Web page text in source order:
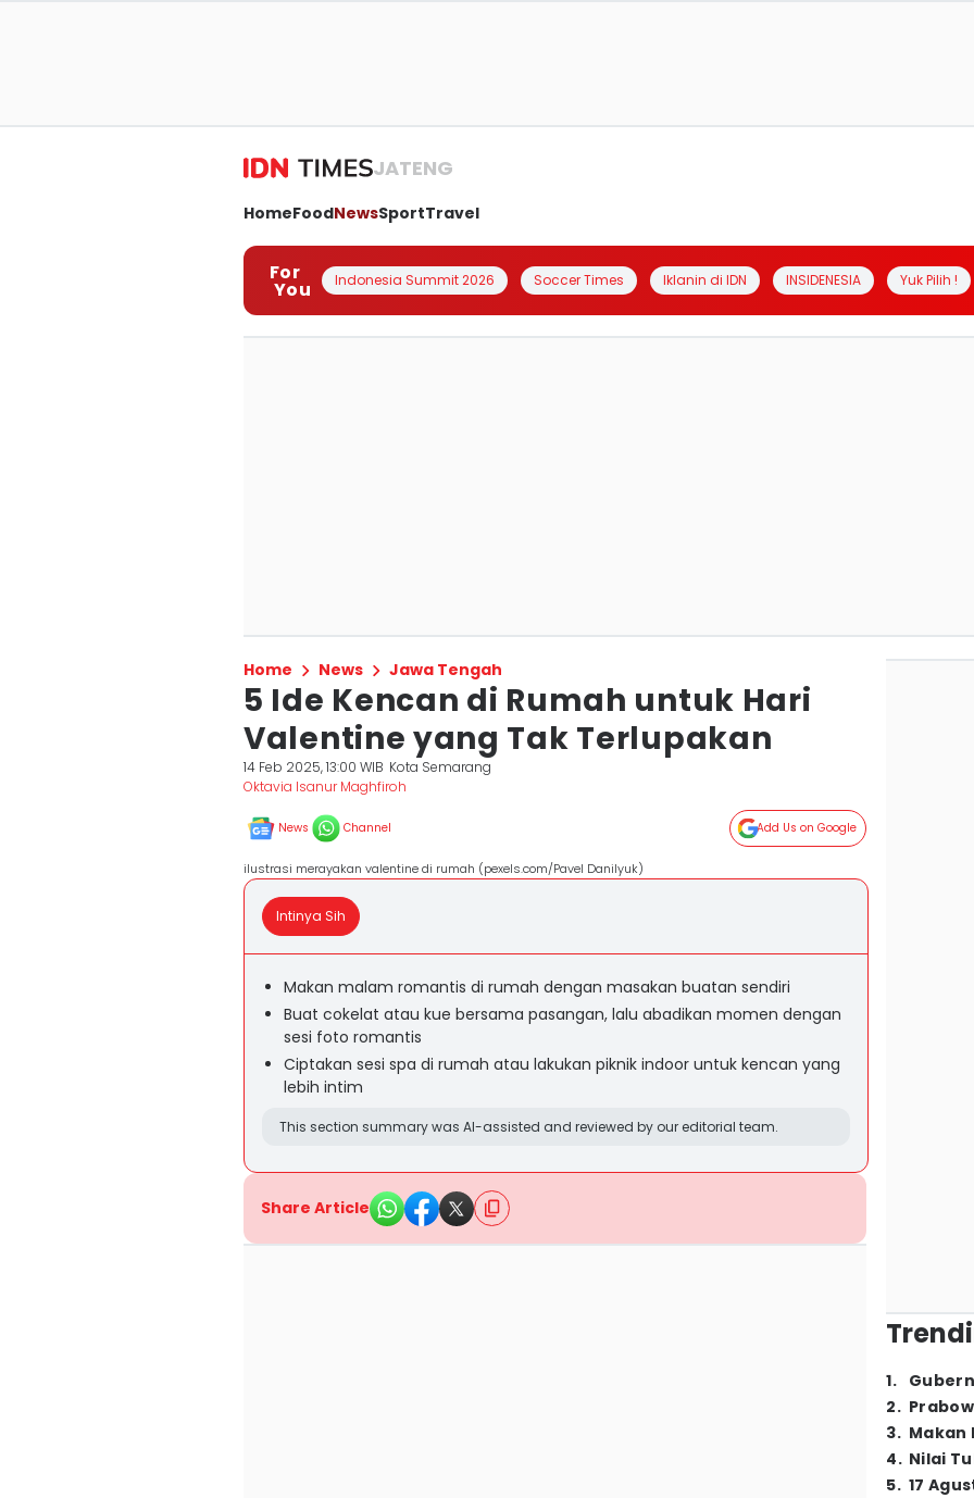
JATENG
HomeFoodNewsSportTravel
For
You Indonesia Summit 2026 Soccer Times Iklanin di IDN INSIDENESIA Yuk Pilih !
Home News Jawa Tengah
5 Ide Kencan di Rumah untuk Hari
Valentine yang Tak Terlupakan
14 Feb 2025, 13:00 WIB Kota Semarang
Oktavia Isanur Maghfiroh
News Channel Add Us on Google
ilustrasi merayakan valentine di rumah (pexels.com/Pavel Danilyuk)
Intinya Sih
Makan malam romantis di rumah dengan masakan buatan sendiri
Buat cokelat atau kue bersama pasangan, lalu abadikan momen dengan
sesi foto romantis
Ciptakan sesi spa di rumah atau lakukan piknik indoor untuk kencan yang
lebih intim
This section summary was AI-assisted and reviewed by our editorial team.
Share Article
1.
2.
3. Makan
4. Nilai
5. 17